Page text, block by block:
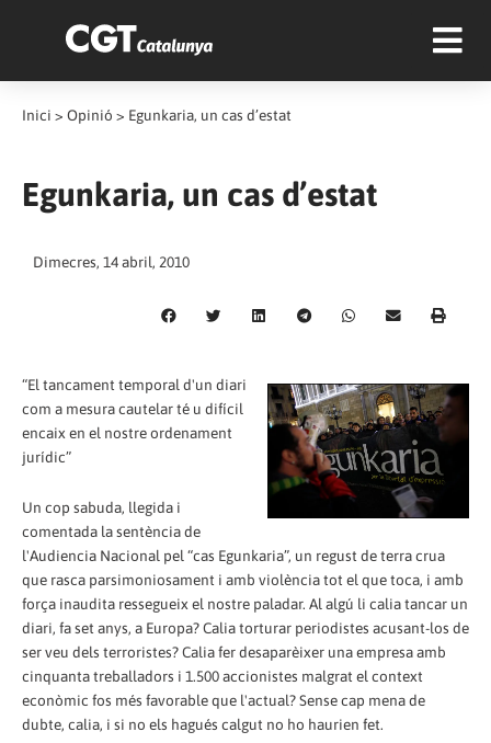
Inici > Opinió > Egunkaria, un cas d’estat
Egunkaria, un cas d’estat
Dimecres, 14 abril, 2010
“El tancament temporal d'un diari
com a mesura cautelar té u difícil
encaix en el nostre ordenament
jurídic”
Un cop sabuda, llegida i
comentada la sentència de
l'Audiencia Nacional pel “cas Egunkaria”, un regust de terra crua
que rasca parsimoniosament i amb violència tot el que toca, i amb
força inaudita ressegueix el nostre paladar. Al algú li calia tancar un
diari, fa set anys, a Europa? Calia torturar periodistes acusant-los de
ser veu dels terroristes? Calia fer desaparèixer una empresa amb
cinquanta treballadors i 1.500 accionistes malgrat el context
econòmic fos més favorable que l'actual? Sense cap mena de
dubte, calia, i si no els hagués calgut no ho haurien fet.